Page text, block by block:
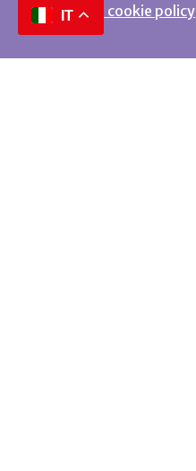
Privacy e cookie policy
IT